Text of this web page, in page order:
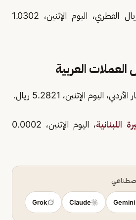
سعر الريال مقابل الريال القطري، اليوم الإثنين، 1.0302
العملات العربية
اليوم الإثنين، 5.2821 ريال.
اللبنانية
، اليوم الإثنين، 0.0002
Gemini
Claude
Grok